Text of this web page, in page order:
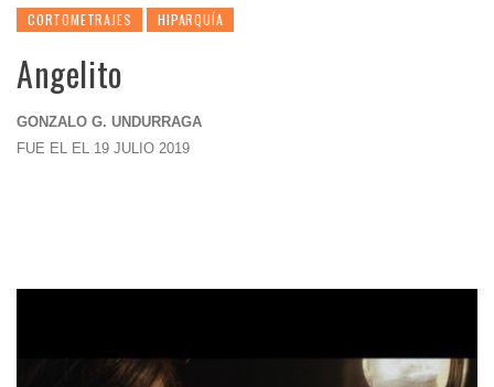
CORTOMETRAJES HIPARQUÍA
Angelito
GONZALO G. UNDURRAGA
FUE EL EL 19 JULIO 2019